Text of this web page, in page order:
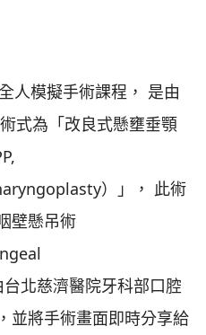
人模擬手術課程， 是由
式為「改良式懸壅垂顎
）」， 此術
壁懸吊術
北慈濟醫院牙科部口腔
並將手術畫面即時分享給